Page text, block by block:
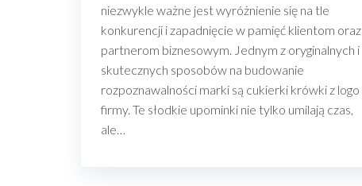
niezwykle ważne jest wyróżnienie się na tle
konkurencji i zapadnięcie w pamięć klientom oraz
partnerom biznesowym. Jednym z oryginalnych i
skutecznych sposobów na budowanie
rozpoznawalności marki są cukierki krówki z logo
firmy. Te słodkie upominki nie tylko umilają czas,
ale…